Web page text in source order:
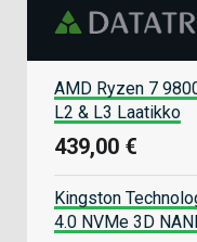
AMD Ryzen 7
L2 & L3 Laatikko
439,00 €
Kingston
4.0 NVMe 3D